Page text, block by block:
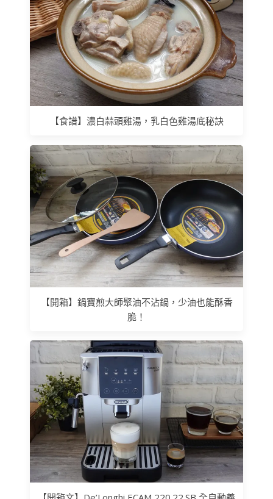
【食譜】濃白蒜頭雞湯，乳白色雞湯底秘訣
【開箱】鍋寶煎大師聚油不沾鍋，少油也能酥香
脆！